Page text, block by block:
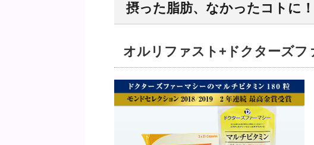
摂った脂肪、なかったコトに！
オルリファスト+ドクターズ